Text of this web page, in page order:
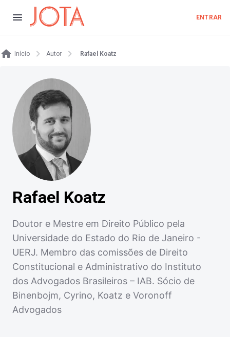
ENTRAR
Início Autor Rafael Koatz
Rafael Koatz
Doutor e Mestre em Direito Público pela
Universidade do Estado do Rio de Janeiro -
UERJ. Membro das comissões de Direito
Constitucional e Administrativo do Instituto
dos Advogados Brasileiros – IAB. Sócio de
Binenbojm, Cyrino, Koatz e Voronoff
Advogados